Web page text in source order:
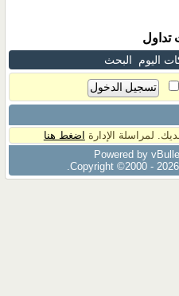
تداول
اليوم البحث
لمراسلة الإدارة اضغط هنا
Powered by
Copyright ©2000 -